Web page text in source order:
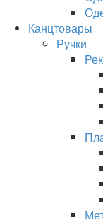
Канцтовары
Ручки